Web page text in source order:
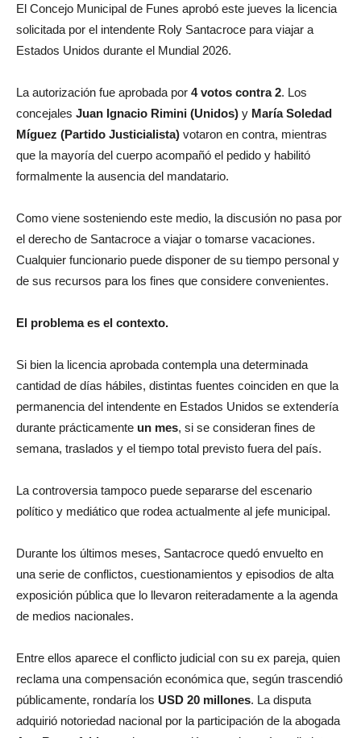
solicitada por el intendente Roly Santacroce para viajar a
Estados Unidos durante el Mundial 2026.
concejalesJuan Ignacio Rimini (Unidos)yMaría Soledad
Míguez (Partido Justicialista)votaron en contra, mientras
que la mayoría del cuerpo acompañó el pedido y habilitó
formalmente la ausencia del mandatario.
el derecho de Santacroce a viajar o tomarse vacaciones.
Cualquier funcionario puede disponer de su tiempo personal y
de sus recursos para los fines que considere convenientes.
cantidad de días hábiles, distintas fuentes coinciden en que la
permanencia del intendente en Estados Unidos se extendería
durante prácticamenteun mes , si se consideran fines de
semana, traslados y el tiempo total previsto fuera del país.
político y mediático que rodea actualmente al jefe municipal.
una serie de conflictos, cuestionamientos y episodios de alta
exposición pública que lo llevaron reiteradamente a la agenda
de medios nacionales.
reclama una compensación económica que, según trascendió
públicamente, rondaría losUSD 20 millones . La disputa
adquirió notoriedad nacional por la participación de la abogada
Ana Rosenfeldy por la repercusión que alcanzó en distintos